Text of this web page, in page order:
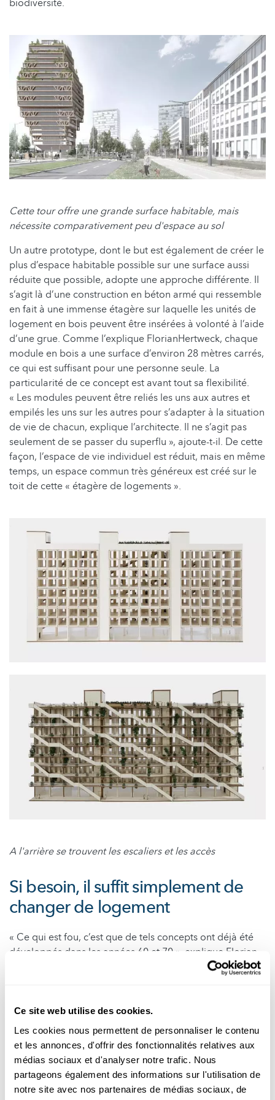
Ce site web utilise des cookies.
Les cookies nous permettent de personnaliser le contenu
et les annonces, d'offrir des fonctionnalités relatives aux
médias sociaux et d'analyser notre trafic. Nous
partageons également des informations sur l'utilisation de
notre site avec nos partenaires de médias sociaux, de
biodiversité.
Cette tour offre une grande surface habitable, mais
nécessite comparativement peu d'espace au sol
Un autre prototype, dont le but est également de créer le
plus d’espace habitable possible sur une surface aussi
réduite que possible, adopte une approche différente. Il
s’agit là d’une construction en béton armé qui ressemble
en fait à une immense étagère sur laquelle les unités de
logement en bois peuvent être insérées à volonté à l’aide
d’une grue. Comme l’explique FlorianHertweck, chaque
module en bois a une surface d’environ 28 mètres carrés,
ce qui est suffisant pour une personne seule. La
particularité de ce concept est avant tout sa flexibilité.
« Les modules peuvent être reliés les uns aux autres et
empilés les uns sur les autres pour s’adapter à la situation
de vie de chacun, explique l’architecte. Il ne s’agit pas
seulement de se passer du superflu », ajoute-t-il. De cette
façon, l’espace de vie individuel est réduit, mais en même
temps, un espace commun très généreux est créé sur le
toit de cette « étagère de logements ».
A l'arrière se trouvent les escaliers et les accès
Si besoin, il suffit simplement de
changer de logement
« Ce qui est fou, c’est que de tels concepts ont déjà été
développés dans les années 60 et 70 », explique Florian
Hertweck. « Les Métabolistes l’ont fait au Japon, et à
apparu le post-modernisme et, avec lui, le tournant
néolibéral, qui a mis fin à toute expérimentation
écologique, explique-t-il. « Donc, en gros, nous avons
perdu 30 à 40 ans et nous devons maintenant reprendre
là où nous nous sommes arrêtés ».
Danièle Waldmann pourrait très bien imaginer utiliser ces